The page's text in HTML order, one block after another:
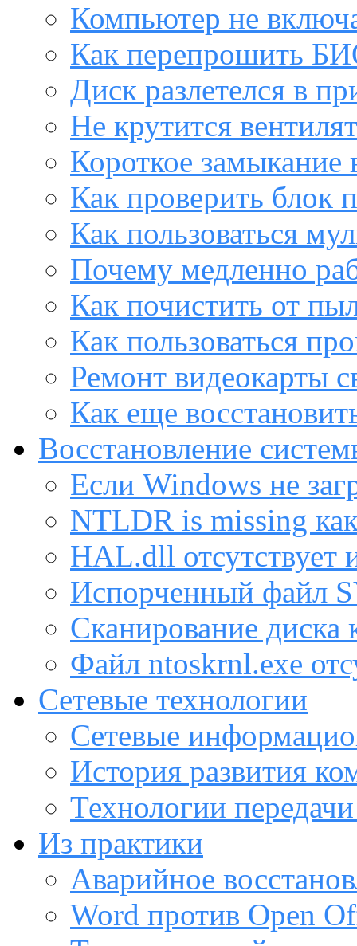
Компьютер не
Как перепрошить
Диск разлетелся в
Не крутится
Короткое замыкание
Как проверить блок
Как пользоваться
Почему медленно
Как почистить от
Как пользоваться
Ремонт видеокарты
Как еще
Восстановление
Если Windows не
NTLDR is missing
HAL.dll отсутствует
Испорченный файл
Сканирование
Файл ntoskrnl.exe
Сетевые технологии
Сетевые
История развития
Технологии
Из практики
Аварийное
Word против Open